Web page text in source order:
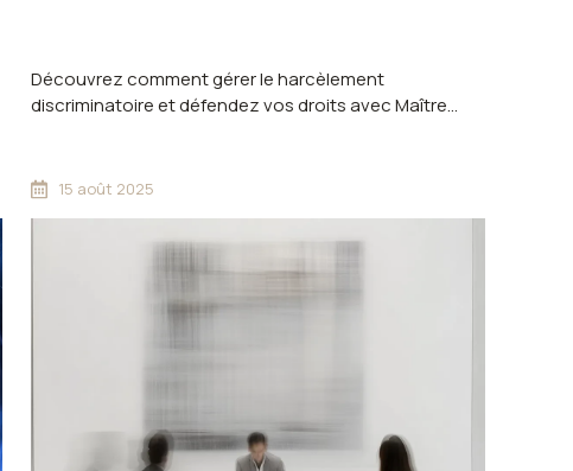
Découvrez comment gérer le harcèlement
discriminatoire et défendez vos droits avec Maître
15 août 2025